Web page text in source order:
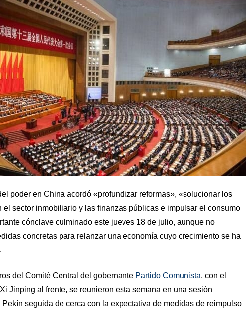
poder en China acordó «profundizar reformas», «solucionar los
el sector inmobiliario y las finanzas públicas e impulsar el consumo
cónclave culminado este jueves 18 de julio, aunque no
concretas para relanzar una economía cuyo crecimiento se ha
del Comité Central del gobernante Partido Comunista, con el
Jinping al frente, se reunieron esta semana en una sesión
Pekín seguida de cerca con la expectativa de medidas de reimpulso